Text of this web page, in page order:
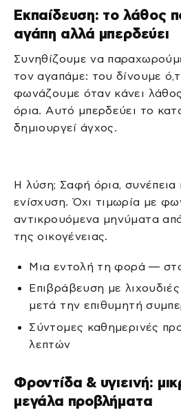
Εκπαίδευση: το λάθος
αγάπη αλλά μπερδεύει
Συνηθίζουμε να
τον αγαπάμε: του δίνουμε
φωνάζουμε όταν κάνει
όρια. Αυτό μπερδεύει το
δημιουργεί άγχος.
Η λύση; Σαφή όρια, συνέπεια
ενίσχυση. Όχι τιμωρία με
αντικρουόμενα μηνύματα
της οικογένειας.
Μια εντολή τη φορά —
Επιβράβευση με
μετά την επιθυμητή
Σύντομες καθημερινές
λεπτών
Φροντίδα & υγιεινή:
μεγάλα προβλήματα